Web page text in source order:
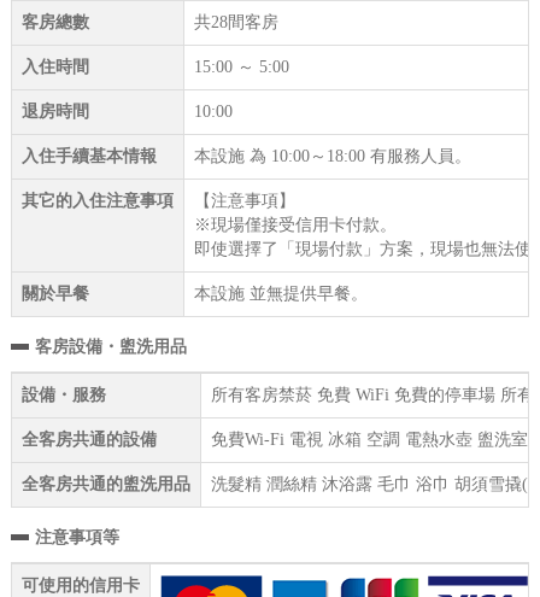
客房總數 共28間客房
入住時間 15:00 ～ 5:00
退房時間 10:00
入住手續基本情報 本設施 為 10:00～18:00 有服務人員。
其它的入住注意事項
【注意事項】
※現場僅接受信用卡付款。
即使選擇了「現場付款」方案，現場也無法使
關於早餐 本設施 並無提供早餐。
客房設備・盥洗用品
設備・服務 所有客房禁菸 免費 WiFi 免費的停車場 所
全客房共通的設備 免費Wi-Fi 電視 冰箱 空調 電熱水壺 盥洗室
全客房共通的盥洗用品 洗髮精 潤絲精 沐浴露 毛巾 浴巾 胡須雪撬(
注意事項等
可使用的信用卡